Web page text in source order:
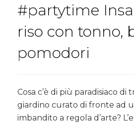
#partytime
riso con tonno,
pomodori
Cosa c’è di più paradisiaco di
giardino curato di fronte ad
imbandito a regola d’arte?